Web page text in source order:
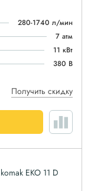
280-1740 л/мин
7 атм
11 кВт
380 В
Получить скидку
EKO 11 D